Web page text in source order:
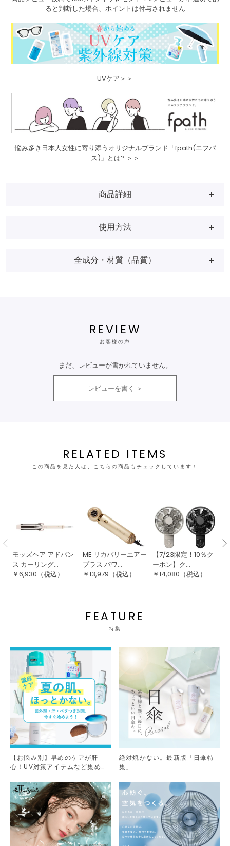
ると判断した場合、ポイントは付与されません
UVケア＞＞
悩み多き日本人女性に寄り添うオリジナルブランド「fpath(エフパ
ス)」とは? ＞＞
商品詳細
使用方法
全成分・材質（品質）
REVIEW
お客様の声
まだ、レビューが書かれていません。
レビューを書く
RELATED ITEMS
この商品を見た人は、こちらの商品もチェックしています！
モッズヘア アドバン
ス カーリング...
￥6,930 （税込）
ME リカバリーエアー
プラス パワ...
￥13,979 （税込）
【7/23限定！10％ク
ーポン】ク...
￥14,080 （税込）
FEATURE
特集
【お悩み別】早めのケアが肝
心！UV対策アイテムなど集めま
絶対焼かない。最新版「日傘特
集」